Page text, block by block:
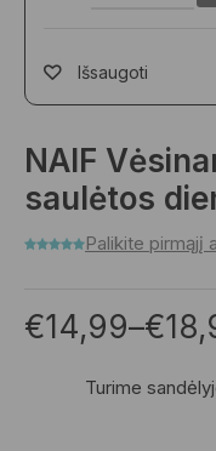
NAIF
saulėtos
Palikite pirmąjį
€14,99–€
Turime
Išsaugoti